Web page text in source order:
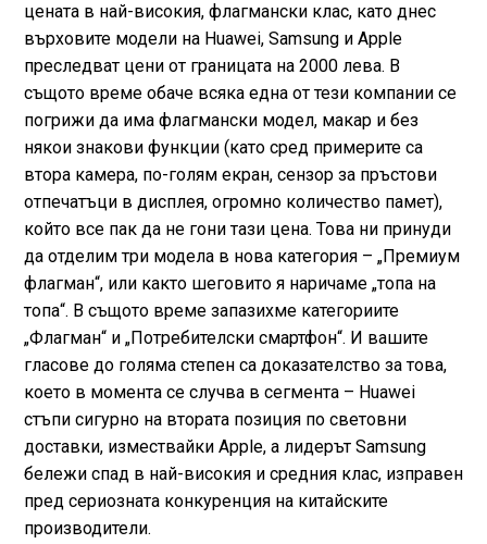
цената в най-високия, флагмански клас, като днес
върховите модели на Huawei, Samsung и Apple
преследват цени от границата на 2000 лева. В
същото време обаче всяка една от тези компании се
погрижи да има флагмански модел, макар и без
някои знакови функции (като сред примерите са
втора камера, по-голям екран, сензор за пръстови
отпечатъци в дисплея, огромно количество памет),
който все пак да не гони тази цена. Това ни принуди
да отделим три модела в нова категория – „Премиум
флагман“, или както шеговито я наричаме „топа на
топа“. В същото време запазихме категориите
„Флагман“ и „Потребителски смартфон“. И вашите
гласове до голяма степен са доказателство за това,
което в момента се случва в сегмента – Huawei
стъпи сигурно на втората позиция по световни
доставки, измествайки Apple, а лидерът Samsung
бележи спад в най-високия и средния клас, изправен
пред сериозната конкуренция на китайските
производители.